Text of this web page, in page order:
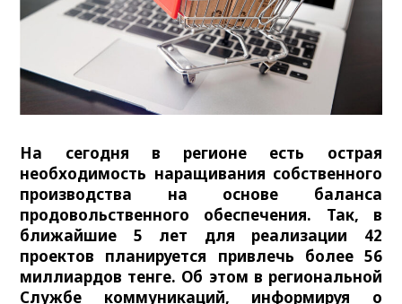
На сегодня в регионе есть острая
необходимость наращивания собственного
производства на основе баланса
продовольственного обеспечения. Так, в
ближайшие 5 лет для реализации 42
проектов планируется привлечь более 56
миллиардов тенге. Об этом в региональной
Службе коммуникаций, информируя о